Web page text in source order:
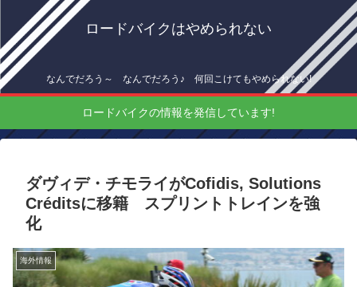
ロードバイクはやめられない
なんでだろう～ なんでだろう♪ 何回こけてもやめられない!
ロードバイクの情報を発信しています!
ダヴィデ・チモライがCofidis, Solutions
Créditsに移籍 スプリントトレインを強
化
海外情報